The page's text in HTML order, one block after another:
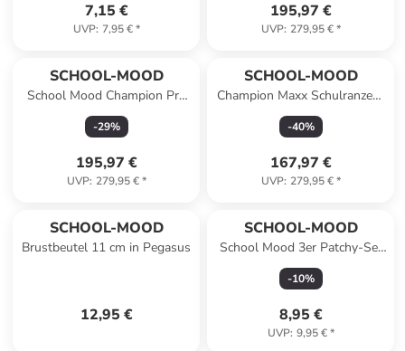
7,15 €
UVP: 7,95 €*
195,97 €
UVP: 279,95 €*
SCHOOL-MOOD
School Mood Champion Pro
Moritz (Weltall), 7-tlg.
Schulranzenset
-29%
195,97 €
UVP: 279,95 €*
SCHOOL-MOOD
Champion Maxx Schulranzen-
Set in Luisa
-40%
167,97 €
UVP: 279,95 €*
SCHOOL-MOOD
Brustbeutel 11 cm in Pegasus
12,95 €
SCHOOL-MOOD
School Mood 3er Patchy-Set
Polizei
-10%
8,95 €
UVP: 9,95 €*